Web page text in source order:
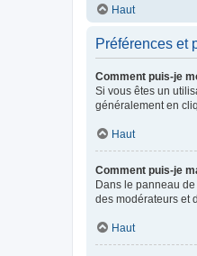
Haut
Préférences et
Comment puis-je
Si vous êtes un
généralement en
Haut
Comment puis-je
Dans le panneau
des modérateurs et
Haut